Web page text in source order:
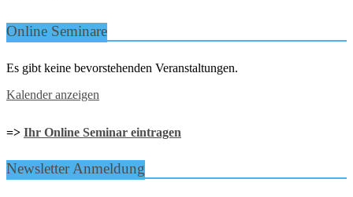
Online Seminare
Es gibt keine bevorstehenden Veranstaltungen.
Kalender anzeigen
=> Ihr Online Seminar eintragen
Newsletter Anmeldung